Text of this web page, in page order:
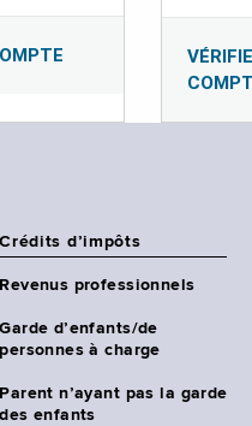
Crédits d’impôts
Revenus professionnels
Garde d’enfants/de
personnes à charge
Parent n’ayant pas la garde
des enfants